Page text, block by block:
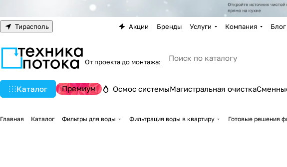
Тирасполь Акции Бренды Услуги Компания Блог
От проекта до монтажа:
Каталог Премиум Осмос системыМагистральная очистка
Главная Каталог Фильтры для воды Фильтрация воды в квартиру Готовые решения